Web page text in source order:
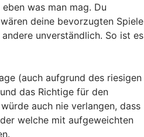
was man mag. Du
deine bevorzugten Spiele
unverständlich. So ist es
(auch aufgrund des riesigen
das Richtige für den
auch nie verlangen, dass
welche mit aufgeweichten